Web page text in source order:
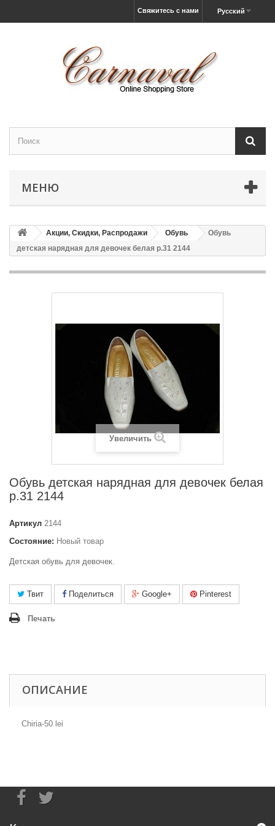
Русский
Свяжитесь с нами
МЕНЮ
Акции, Скидки, Распродажи Обувь
Обувь
детская нарядная для девочек белая р.31 2144
Увеличить
Обувь детская нарядная для девочек белая
р.31 2144
Артикул 2144
Состояние: Новый товар
Детская обувь для девочек.
Твит Поделиться Google+ Pinterest
Печать
ОПИСАНИЕ
Chiria-50 lei